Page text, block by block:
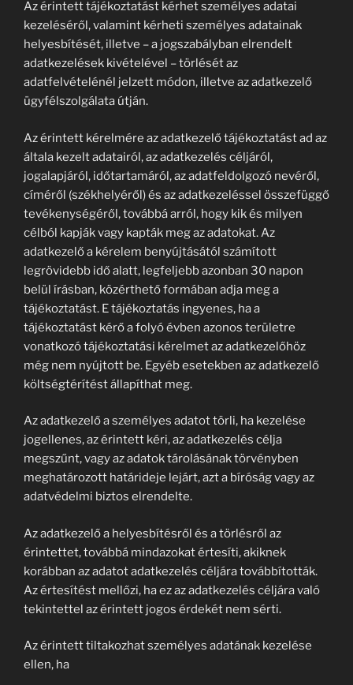
Az érintett tájékoztatást kérhet személyes adatai
kezeléséről, valamint kérheti személyes adatainak
helyesbítését, illetve – a jogszabályban elrendelt
adatkezelések kivételével – törlését az
adatfelvételénél jelzett módon, illetve az adatkezelő
ügyfélszolgálata útján.
Az érintett kérelmére az adatkezelő tájékoztatást ad az
általa kezelt adatairól, az adatkezelés céljáról,
jogalapjáról, időtartamáról, az adatfeldolgozó nevéről,
címéről (székhelyéről) és az adatkezeléssel összefüggő
tevékenységéről, továbbá arról, hogy kik és milyen
célból kapják vagy kapták meg az adatokat. Az
adatkezelő a kérelem benyújtásától számított
legrövidebb idő alatt, legfeljebb azonban 30 napon
belül írásban, közérthető formában adja meg a
tájékoztatást. E tájékoztatás ingyenes, ha a
tájékoztatást kérő a folyó évben azonos területre
vonatkozó tájékoztatási kérelmet az adatkezelőhöz
még nem nyújtott be. Egyéb esetekben az adatkezelő
költségtérítést állapíthat meg.
Az adatkezelő a személyes adatot törli, ha kezelése
jogellenes, az érintett kéri, az adatkezelés célja
megszűnt, vagy az adatok tárolásának törvényben
meghatározott határideje lejárt, azt a bíróság vagy az
adatvédelmi biztos elrendelte.
Az adatkezelő a helyesbítésről és a törlésről az
érintettet, továbbá mindazokat értesíti, akiknek
korábban az adatot adatkezelés céljára továbbították.
Az értesítést mellőzi, ha ez az adatkezelés céljára való
tekintettel az érintett jogos érdekét nem sérti.
Az érintett tiltakozhat személyes adatának kezelése
ellen, ha